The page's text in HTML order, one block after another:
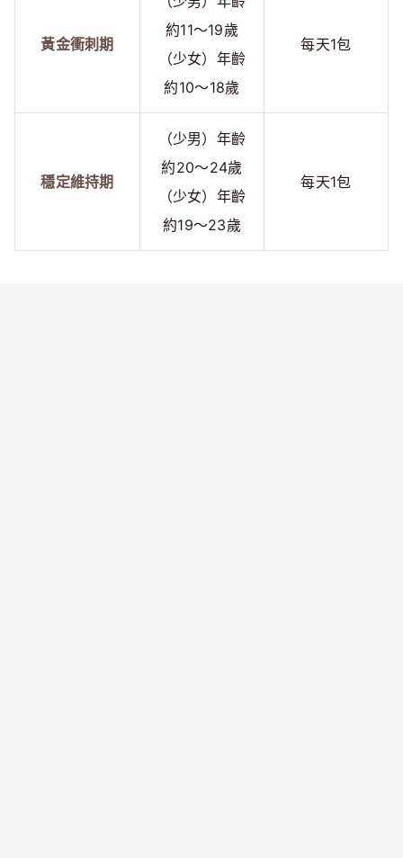
黃金衝刺期
約11～19歲
（少女）年齡
約10～18歲
每天1包
穩定維持期
（少男）年齡
約20～24歲
（少女）年齡
約19～23歲
每天1包